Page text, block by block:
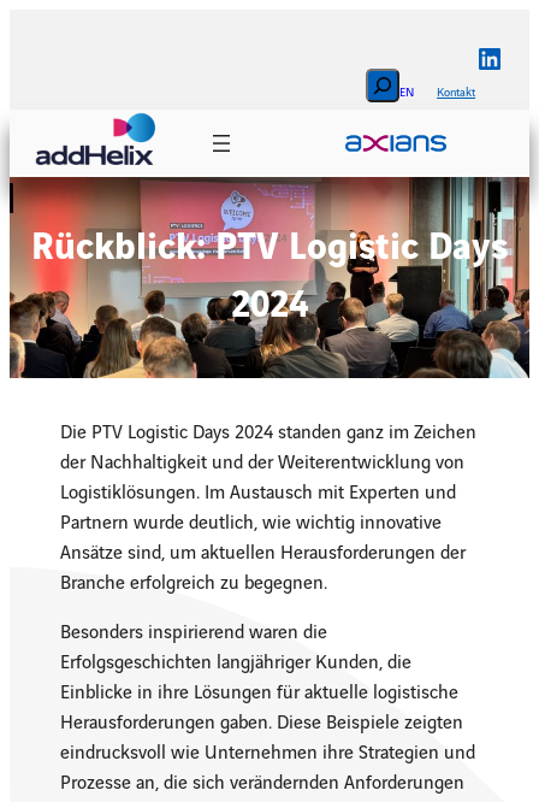
Search
EN
Kontakt
Rückblick: PTV Logistic Days
2024
Die PTV Logistic Days 2024 standen ganz im Zeichen
der Nachhaltigkeit und der Weiterentwicklung von
Logistiklösungen. Im Austausch mit Experten und
Partnern wurde deutlich, wie wichtig innovative
Ansätze sind, um aktuellen Herausforderungen der
Branche erfolgreich zu begegnen.
Besonders inspirierend waren die
Erfolgsgeschichten langjähriger Kunden, die
Einblicke in ihre Lösungen für aktuelle logistische
Herausforderungen gaben. Diese Beispiele zeigten
eindrucksvoll wie Unternehmen ihre Strategien und
Prozesse an, die sich verändernden Anforderungen